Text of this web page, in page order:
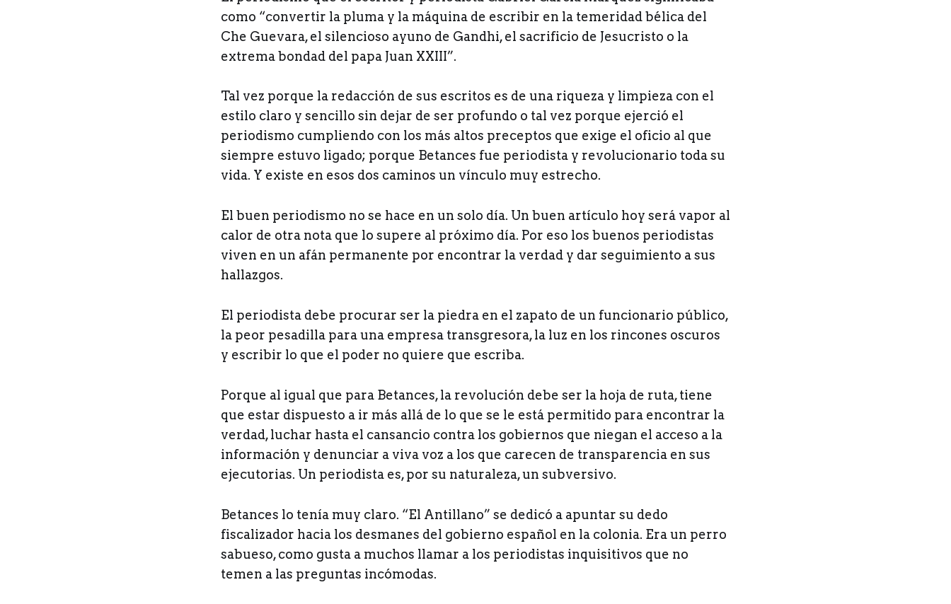
como “convertir la pluma y la máquina de escribir en la temeridad bélica del
Che Guevara, el silencioso ayuno de Gandhi, el sacrificio de Jesucristo o la
extrema bondad del papa Juan XXIII”.
Tal vez porque la redacción de sus escritos es de una riqueza y limpieza con el
estilo claro y sencillo sin dejar de ser profundo o tal vez porque ejerció el
periodismo cumpliendo con los más altos preceptos que exige el oficio al que
siempre estuvo ligado; porque Betances fue periodista y revolucionario toda su
vida. Y existe en esos dos caminos un vínculo muy estrecho.
El buen periodismo no se hace en un solo día. Un buen artículo hoy será vapor al
calor de otra nota que lo supere al próximo día. Por eso los buenos periodistas
viven en un afán permanente por encontrar la verdad y dar seguimiento a sus
hallazgos.
El periodista debe procurar ser la piedra en el zapato de un funcionario público,
la peor pesadilla para una empresa transgresora, la luz en los rincones oscuros
y escribir lo que el poder no quiere que escriba.
Porque al igual que para Betances, la revolución debe ser la hoja de ruta, tiene
que estar dispuesto a ir más allá de lo que se le está permitido para encontrar la
verdad, luchar hasta el cansancio contra los gobiernos que niegan el acceso a la
información y denunciar a viva voz a los que carecen de transparencia en sus
ejecutorias. Un periodista es, por su naturaleza, un subversivo.
Betances lo tenía muy claro. “El Antillano” se dedicó a apuntar su dedo
fiscalizador hacia los desmanes del gobierno español en la colonia. Era un perro
sabueso, como gusta a muchos llamar a los periodistas inquisitivos que no
temen a las preguntas incómodas.